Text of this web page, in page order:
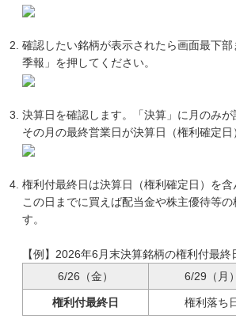
確認したい銘柄が表示されたら画面最下
季報」を押してください。
決算日を確認します。「決算」に月のみが
その月の最終営業日が決算日（権利確定日
権利付最終日は決算日（権利確定日）を含
この日までに買えば配当金や株主優待等
す。
【例】2026年6月末決算銘柄の権利付最終
6/26（金）
6/29（月）
権利付最終日 権利落ち